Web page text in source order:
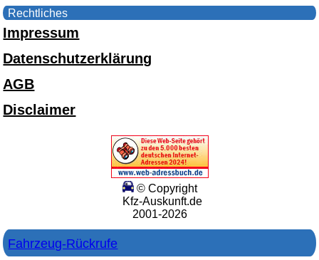
Rechtliches
Impressum
Datenschutzerklärung
AGB
Disclaimer
© Copyright
Kfz-Auskunft.de
2001-2026
Fahrzeug-Rückrufe